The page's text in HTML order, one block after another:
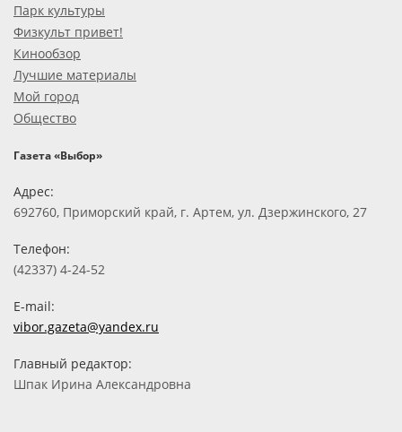
Парк культуры
Физкульт привет!
Кинообзор
Лучшие материалы
Мой город
Общество
Газета «Выбор»
Адрес:
692760, Приморский край, г. Артем, ул. Дзержинского, 27
Телефон:
(42337) 4-24-52
E-mail:
vibor.gazeta@yandex.ru
Главный редактор:
Шпак Ирина Александровна